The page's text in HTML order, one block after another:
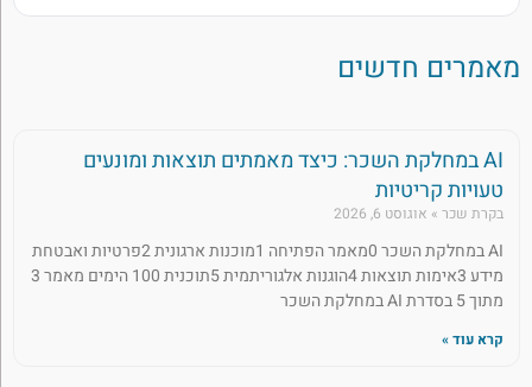
מאמרים חדשים
AI במחלקת השכר: כיצד מאמתים תוצאות ומונעים
טעויות קריטיות
בקרת שכר אוגוסט 6, 2026
AI במחלקת השכר 0מאמר הפתיחה 1מוכנות ארגונית 2פרטיות ואבטחת
מידע 3אימות תוצאות 4הוגנות אלגוריתמית 5תוכנית 100 הימים מאמר 3
מתוך 5 בסדרת AI במחלקת השכר
קרא עוד »